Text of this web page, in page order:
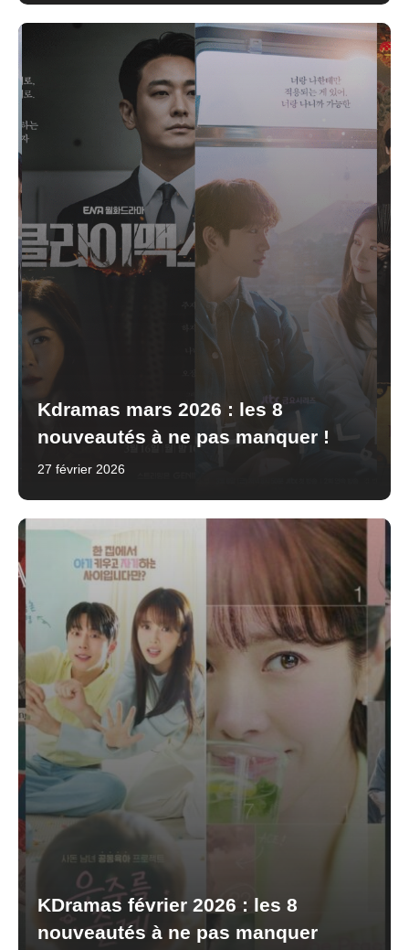
Kdramas mars 2026 : les 8
nouveautés à ne pas manquer !
27 février 2026
KDramas février 2026 : les 8
nouveautés à ne pas manquer